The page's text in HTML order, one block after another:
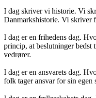
I dag skriver vi historie. Vi
Danmarkshistorie. Vi skriver
I dag er en frihedens dag.
princip, at beslutninger bedst
vedrører.
I dag er en ansvarets dag.
folk tager ansvar for sin